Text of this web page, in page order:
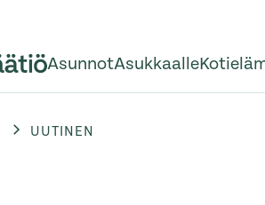
AsunnotAsukkaalle
UUTINEN